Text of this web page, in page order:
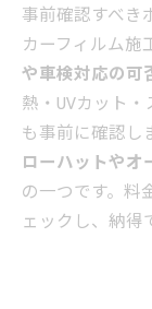
事前確認すべき
カーフィルム施
や車検対応の可
熱・UVカット
も事前に確認し
ローハットやオ
の一つです。料
ェックし、納得